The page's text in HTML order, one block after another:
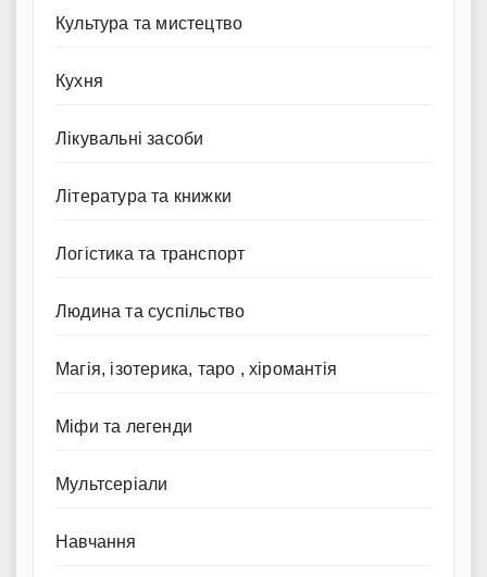
Культура та мистецтво
Кухня
Лікувальні засоби
Література та книжки
Логістика та транспорт
Людина та суспільство
Магія, ізотерика, таро , хіромантія
Міфи та легенди
Мультсеріали
Навчання